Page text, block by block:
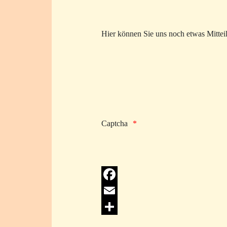
Hier können Sie uns noch etwas
Captcha
Facebook
Email